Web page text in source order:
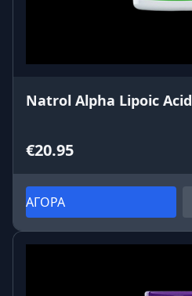
Natrol Alpha Lipoic Acid
€20.95
ΑΓΟΡΑ